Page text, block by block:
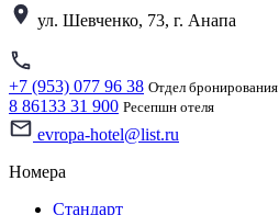
ул. Шевченко, 73, г. Анапа
+7 (953) 077 96 38 Отдел бронирования
8 86133 31 900 Ресепшн отеля
evropa-hotel@list.ru
Номера
Стандарт